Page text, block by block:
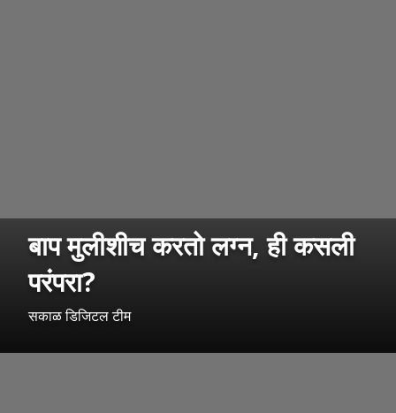
बाप मुलीशीच करतो लग्न, ही कसली
परंपरा?
सकाळ डिजिटल टीम